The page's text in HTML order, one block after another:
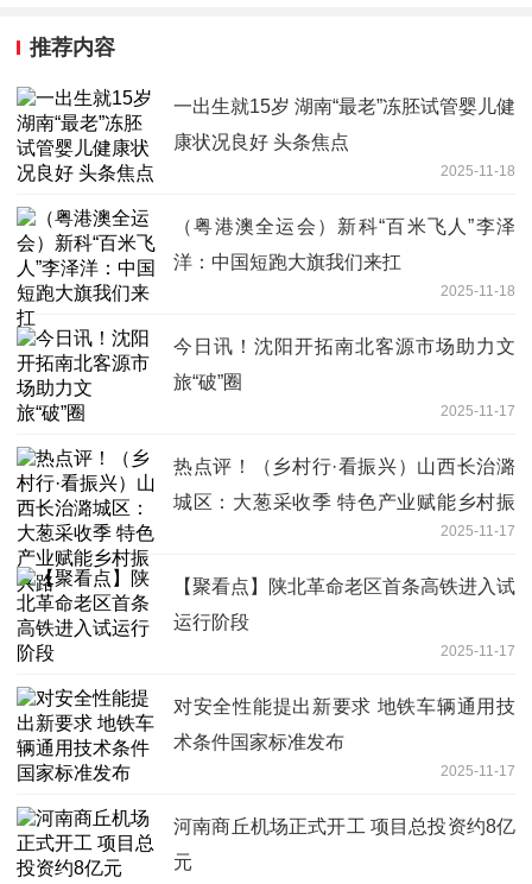
推荐内容
一出生就15岁 湖南“最老”冻胚试管婴儿健
康状况良好 头条焦点
2025-11-18
（粤港澳全运会）新科“百米飞人”李泽
洋：中国短跑大旗我们来扛
2025-11-18
今日讯！沈阳开拓南北客源市场助力文
旅“破”圈
2025-11-17
热点评！（乡村行·看振兴）山西长治潞
城区：大葱采收季 特色产业赋能乡村振
2025-11-17
【聚看点】陕北革命老区首条高铁进入试
运行阶段
2025-11-17
对安全性能提出新要求 地铁车辆通用技
术条件国家标准发布
2025-11-17
河南商丘机场正式开工 项目总投资约8亿
元